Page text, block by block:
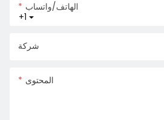
+1
الهاتف/واتساب
شركة
المحتوى